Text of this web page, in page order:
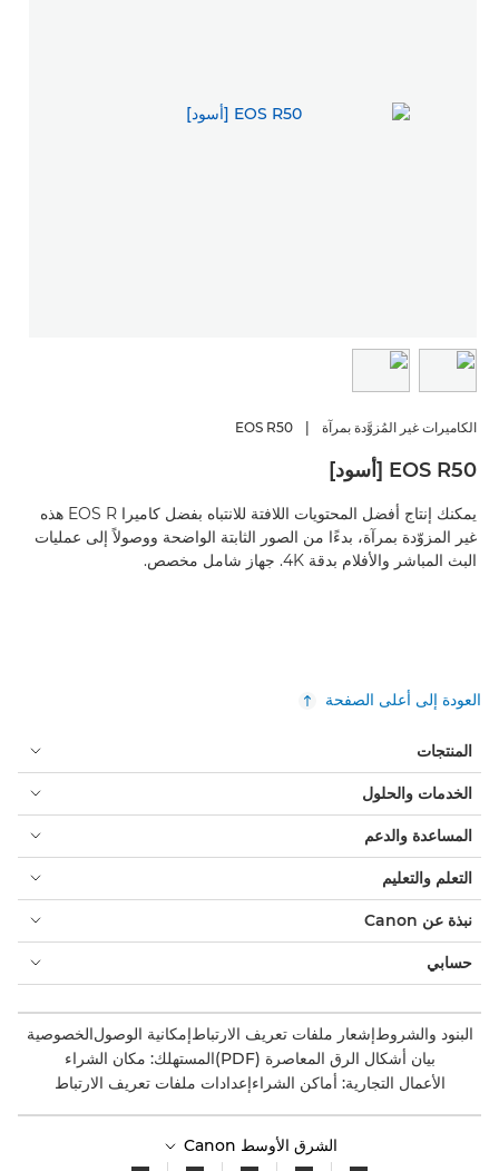
الكاميرات غير المُزوَّدة بمرآة EOS R50
EOS R50 [أسود]
يمكنك إنتاج أفضل المحتويات اللافتة للانتباه بفضل كاميرا EOS R هذه
غير المزوّدة بمرآة، بدءًا من الصور الثابتة الواضحة ووصولاً إلى عمليات
البث المباشر والأفلام بدقة 4K. جهاز شامل مخصص.
العودة إلى أعلى الصفحة
المنتجات
الخدمات والحلول
المساعدة والدعم
التعلم والتعليم
نبذة عن Canon
حسابي
البنود والشروطإشعار ملفات تعريف الارتباطإمكانية الوصولالخصوصية
بيان أشكال الرق المعاصرة (PDF)
المستهلك: مكان الشراء
الأعمال التجارية: أماكن الشراءإعدادات ملفات تعريف الارتباط
الشرق الأوسط Canon